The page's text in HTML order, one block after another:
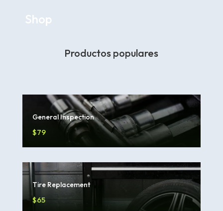
Shop
Productos populares
General Inspection
$79
Tire Replacement
$65